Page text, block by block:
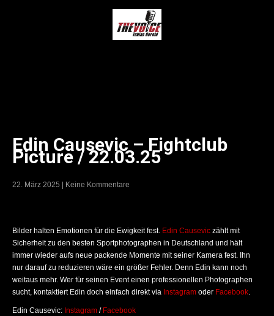
Edin Causevic – Fightclub
Picture / 22.03.25
22. März 2025 Keine Kommentare
Bilder halten Emotionen für die Ewigkeit fest. Edin Causevic zählt mit
Sicherheit zu den besten Sportphotographen in Deutschland und hält
immer wieder aufs neue packende Momente mit seiner Kamera fest. Ihn
nur darauf zu reduzieren wäre ein größer Fehler. Denn Edin kann noch
weitaus mehr. Wer für seinen Event einen professionellen Photographen
sucht, kontaktiert Edin doch einfach direkt via Instagram oder Facebook.
Edin Causevic: Instagram / Facebook